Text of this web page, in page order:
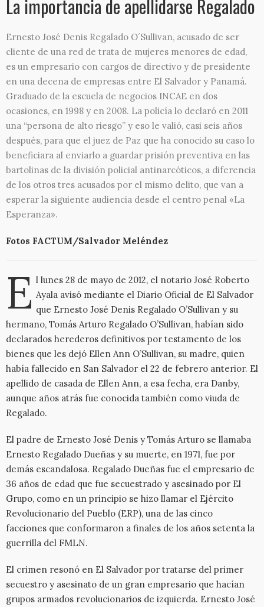
Aviso legal y privacidad
La importancia de apellidarse Regalado
Ernesto José Denis Regalado O´Sullivan, acusado de ser
cliente de una red de trata de mujeres menores de edad,
es un empresario con cargos de directivo y de presidente
en una decena de empresas entre El Salvador y Panamá.
Graduado de la escuela de negocios INCAE en dos
ocasiones, en 1998 y en 2008. La policía lo declaró en 2011
una “persona de alto riesgo” y eso le valió, casi seis años
después, para que el juez de Paz que ha conocido su caso lo
beneficiara al enviarlo a guardar prisión preventiva en las
bartolinas de la división policial antinarcóticos, a diferencia
de los otros tres acusados por el mismo delito, que van a
esperar la siguiente audiencia desde el centro penal «La
Esperanza».
Fotos FACTUM/Salvador Meléndez
E l lunes 28 de mayo de 2012, el notario José Roberto
Ayala avisó mediante el Diario Oficial de El Salvador
que Ernesto José Denis Regalado O’Sullivan y su
hermano, Tomás Arturo Regalado O’Sullivan, habían sido
declarados herederos definitivos por testamento de los
bienes que les dejó Ellen Ann O’Sullivan, su madre, quien
había fallecido en San Salvador el 22 de febrero anterior. El
apellido de casada de Ellen Ann, a esa fecha, era Danby,
aunque años atrás fue conocida también como viuda de
Regalado.
El padre de Ernesto José Denis y Tomás Arturo se llamaba
Ernesto Regalado Dueñas y su muerte, en 1971, fue por
demás escandalosa. Regalado Dueñas fue el empresario de
36 años de edad que fue secuestrado y asesinado por El
Grupo, como en un principio se hizo llamar el Ejército
Revolucionario del Pueblo (ERP), una de las cinco
facciones que conformaron a finales de los años setenta la
guerrilla del FMLN.
El crimen resonó en El Salvador por tratarse del primer
secuestro y asesinato de un gran empresario que hacían
grupos armados revolucionarios de izquierda. Ernesto José